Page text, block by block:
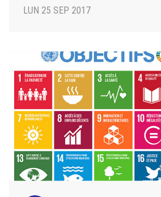
LUN 25 SEP 2017